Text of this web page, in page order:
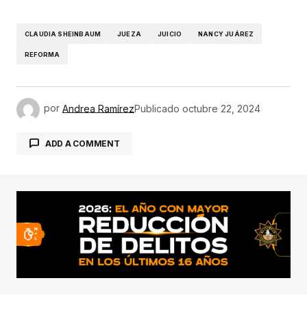
CLAUDIA SHEINBAUM JUEZA JUICIO NANCY JUÁREZ
REFORMA
por Andrea RamírezPublicado octubre 22, 2024
ADD A COMMENT
conectado